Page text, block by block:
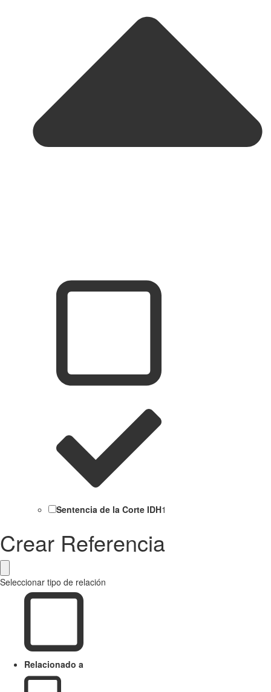
Sentencia de la Corte IDH1
Crear Referencia
Seleccionar tipo de relación
Relacionado a